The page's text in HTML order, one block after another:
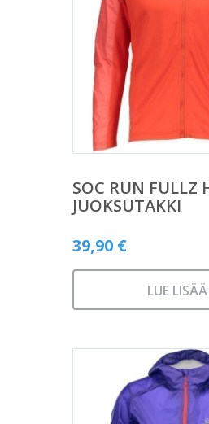
SOC RUN FULLZ
JUOKSUTAKKI
39,90 €
LUE